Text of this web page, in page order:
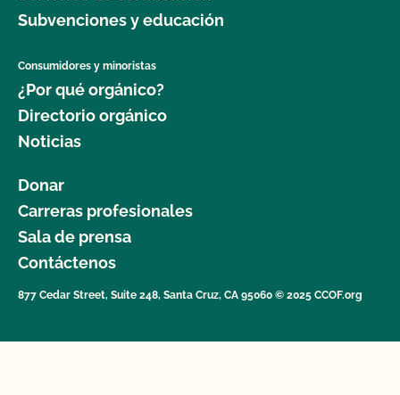
Subvenciones y educación
Consumidores y minoristas
¿Por qué orgánico?
Directorio orgánico
Noticias
Donar
Carreras profesionales
Sala de prensa
Contáctenos
877 Cedar Street, Suite 248, Santa Cruz, CA 95060 © 2025 CCOF.org